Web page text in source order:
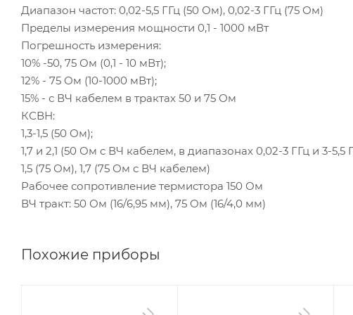
Диапазон частот: 0,02-5,5 ГГц (50 Ом), 0,02-3 ГГц (75 Ом)
Пределы измерения мощности 0,1 - 1000 мВт
Погрешность измерения:
10% -50, 75 Ом (0,1 - 10 мВт);
12% - 75 Ом (10-1000 мВт);
15% - с ВЧ кабелем в трактах 50 и 75 Ом
КСВН:
1,3-1,5 (50 Ом);
1,7 и 2,1 (50 Ом с ВЧ кабелем, в диапазонах 0,02-3 ГГц и 3-5,5
1,5 (75 Ом), 1,7 (75 Ом с ВЧ кабелем)
Рабочее сопротивление термистора 150 Ом
ВЧ тракт: 50 Ом (16/6,95 мм), 75 Ом (16/4,0 мм)
Похожие приборы